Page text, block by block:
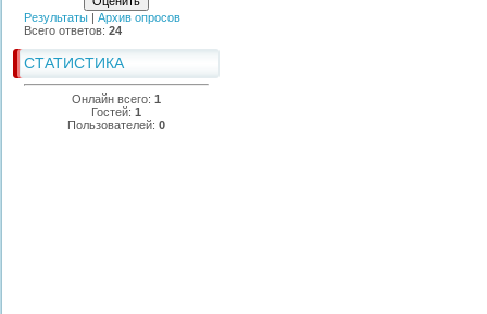
Результаты | Архив опросов
Всего ответов: 24
СТАТИСТИКА
Онлайн всего: 1
Гостей: 1
Пользователей: 0